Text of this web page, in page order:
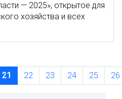
— 2025», открытое для
хозяйства и всех
21 22 23 24 25 26